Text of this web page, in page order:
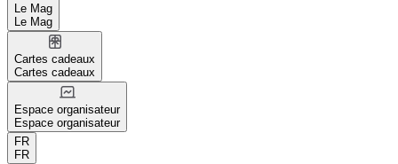
Le Mag
Le Mag
Cartes cadeaux
Cartes cadeaux
Espace organisateur
Espace organisateur
FR
FR